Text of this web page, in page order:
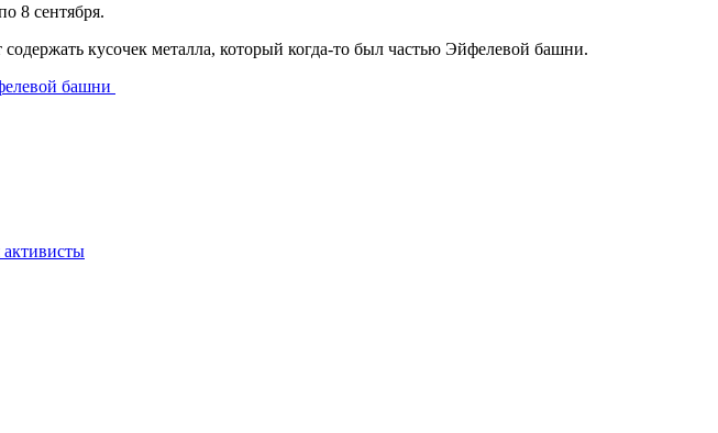
8 сентября.
кусочек металла, который когда-то был частью Эйфелевой башни.
башни
активисты